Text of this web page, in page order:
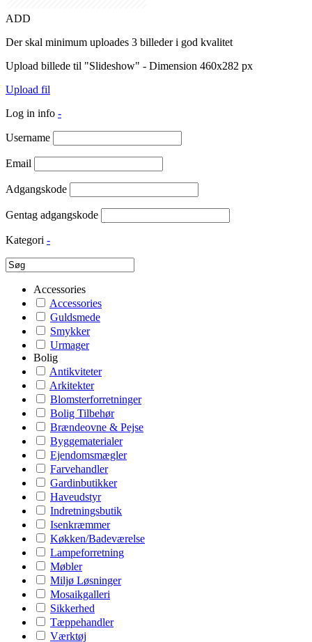
ADD
Der skal minimum uploades 3 billeder i god kvalitet
Upload billede til "Slideshow" - Dimension 460x282 px
Upload fil
Log in info -
Username
Email
Adgangskode
Gentag adgangskode
Kategori -
Accessories
Accessories
Guldsmede
Smykker
Urmager
Bolig
Antikviteter
Arkitekter
Blomsterforretninger
Bolig Tilbehør
Brændeovne & Pejse
Byggematerialer
Ejendomsmægler
Farvehandler
Gardinbutikker
Haveudstyr
Indretningsbutik
Isenkræmmer
Køkken/Badeværelse
Lampeforretning
Møbler
Miljø Løsninger
Mosaikgalleri
Sikkerhed
Tæppehandler
Værktøj